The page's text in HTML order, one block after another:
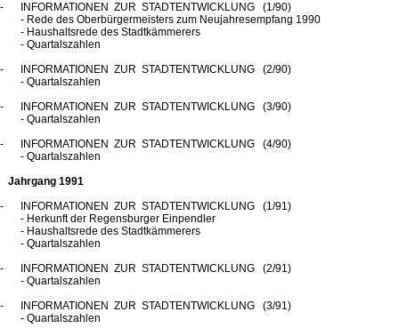
INFORMATIONEN ZUR STADTENTWICKLUNG (1/90)
- Rede des Oberbürgermeisters zum Neujahresempfang 1990
- Haushaltsrede des Stadtkämmerers
- Quartalszahlen
INFORMATIONEN ZUR STADTENTWICKLUNG (2/90)
- Quartalszahlen
INFORMATIONEN ZUR STADTENTWICKLUNG (3/90)
- Quartalszahlen
INFORMATIONEN ZUR STADTENTWICKLUNG (4/90)
- Quartalszahlen
Jahrgang 1991
INFORMATIONEN ZUR STADTENTWICKLUNG (1/91)
- Herkunft der Regensburger Einpendler
- Haushaltsrede des Stadtkämmerers
- Quartalszahlen
INFORMATIONEN ZUR STADTENTWICKLUNG (2/91)
- Quartalszahlen
INFORMATIONEN ZUR STADTENTWICKLUNG (3/91)
- Quartalszahlen